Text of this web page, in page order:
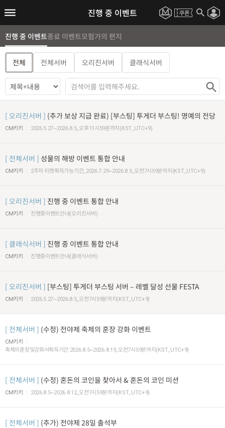
진행 중 이벤트
진행 중 이벤트종료 이벤트모험가의 편지
전체 전체서버 오리진서버 클래식서버
오리진서버 (추가 보상 지급 완료) [부스팅] 투게더 부스팅! 명예의 전당
CM키키 2026.5.27~2026.8.5_오후11시59분까지(KST_UTC+9)
전체서버 성물의 해방 이벤트 통합 안내
CM키키 2주차:티켓획득가능기간_2026.7.29~2026.8.5_오전7시59분까지(KST_UTC+9)
오리진서버 진행 중 이벤트 통합 안내
CM키키 진행중이벤트안내(오리진서버)
클래식서버 진행 중 이벤트 통합 안내
CM키키 진행중이벤트안내(클래식서버)
오리진서버 [부스팅] 투게더 부스팅 서버 – 레벨 달성 선물 FESTA
CM키키 2026.5.27~2026.8.5_오전7시59분까지(KST_UTC+9)
전체서버 (수정) 전야제 축제의 훈장 강화 이벤트
CM키키
축제의훈장및강화서획득기간:2026.8.5~2026.8.19_오전7시59분까지(KST_UTC+9)
전체서버 (수정) 혼돈의 코인을 찾아서 & 혼돈의 코인 미션
CM키키 2026.8.5~2026.8.12_오전7시59분까지(KST_UTC+9)
전체서버 (추가) 전야제 28일 출석부